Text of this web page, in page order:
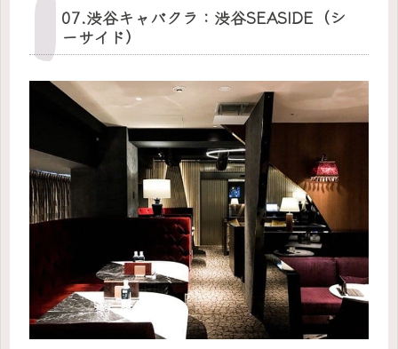
07.渋谷キャバクラ：渋谷SEASIDE（シ
ーサイド）